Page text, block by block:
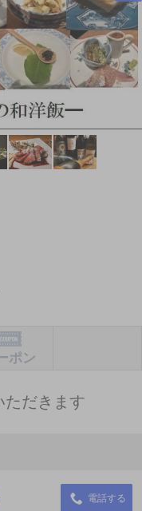
ポン
ただきます
電話する